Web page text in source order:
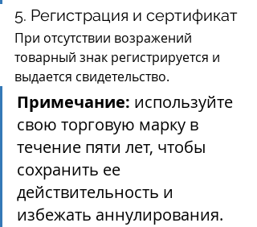
5. Регистрация и сертификат
При отсутствии возражений
товарный знак регистрируется и
выдается свидетельство.
Примечание: используйте
свою торговую марку в
течение пяти лет, чтобы
сохранить ее
действительность и
избежать аннулирования.